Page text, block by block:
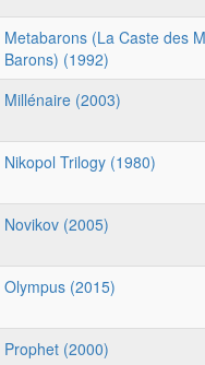
Metabarons (La Caste des
Barons) (1992)
Millénaire (2003)
Nikopol Trilogy (1980)
Novikov (2005)
Olympus (2015)
Prophet (2000)